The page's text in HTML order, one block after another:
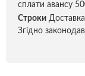
сплати авансу
Строки Доставка
Згідно